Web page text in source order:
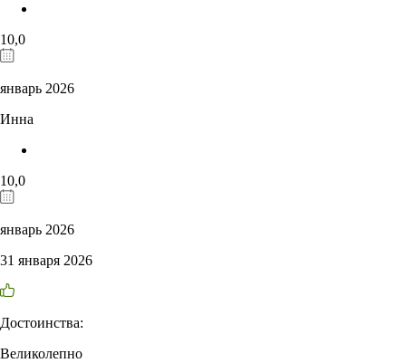
10,0
январь 2026
Инна
10,0
январь 2026
31 января 2026
Достоинства:
Великолепно